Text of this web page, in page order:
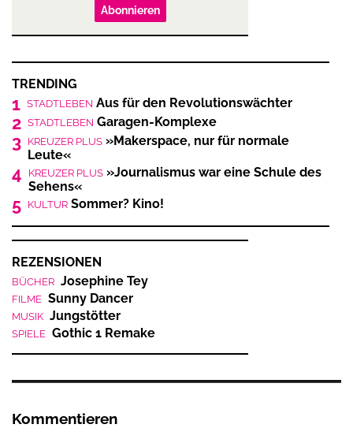
Abonnieren
TRENDING
1 STADTLEBEN Aus für den Revolutionswächter
2 STADTLEBEN Garagen-Komplexe
3 KREUZER PLUS »Makerspace, nur für normale
Leute«
4 KREUZER PLUS »Journalismus war eine Schule des
Sehens«
5 KULTUR Sommer? Kino!
REZENSIONEN
BÜCHER Josephine Tey
FILME Sunny Dancer
MUSIK Jungstötter
SPIELE Gothic 1 Remake
Kommentieren